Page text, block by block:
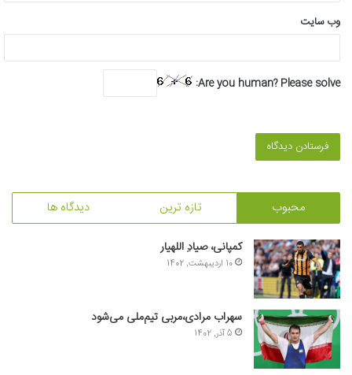
وب‌ سایت
Are you human? Please solve:
محبوب تازه ترین دیدگاه ها
کمپانی، صیادِ اللهیار
10 اردیبهشت, 1402
سهراب مرادی،مربی تیم‌ملی می‌شود
5 آذر, 1402